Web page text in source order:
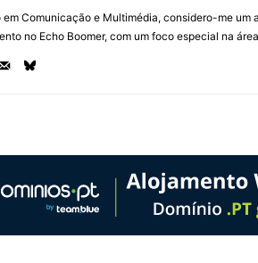
Comunicação e Multimédia, considero-me
no Echo Boomer, com um foco especial na